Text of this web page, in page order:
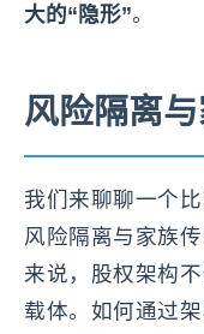
大的“隐形”。
风险隔离
我们来聊聊一个
风险隔离与家族
来说，股权架构
载体。如何通过